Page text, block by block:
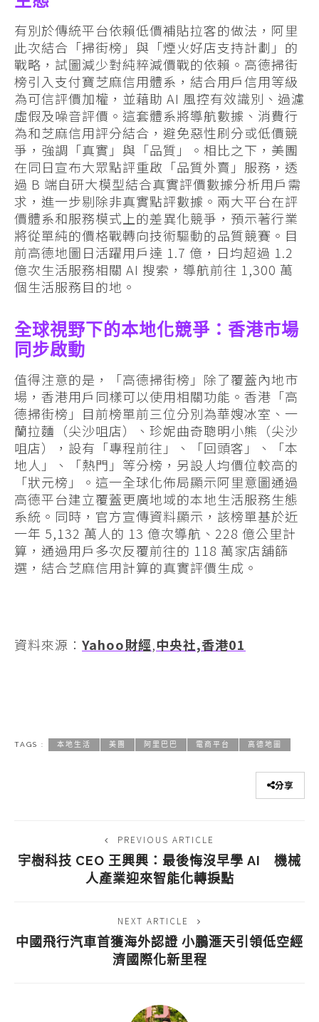
有別於傳統平台依賴低價補貼拉客的做法，阿里
此次結合「掃街榜」與「煙火好店支持計劃」的
戰略，試圖減少對純粹減價戰的依賴。高德掃街
榜引入支付寶芝麻信用體系，結合用戶信用等級
為可信評價加權，並藉助 AI 風控有效識別、過濾
虛假及噪音評價。這套體系將導航數據、消費行
為和芝麻信用評分結合，避免惡性刷分或低價競
爭，強調「真實」與「品質」。相比之下，美團
在同日宣布大眾點評重啟「品質外賣」服務，透
過 B 端自研大模型結合真實評價數據分析用戶需
求，進一步剔除非真實點評數據。兩大平台在評
價體系和服務模式上的差異化競爭，預示著行業
將從單純的價格戰轉向技術驅動的品質競賽。目
前高德地圖日活躍用戶達 1.7 億，日均超過 1.2
億次生活服務相關 AI 搜索，導航前往 1,300 萬
個生活服務目的地。
全球視野下的本地化競爭：香港市場
同步啟動
值得注意的是，「高德掃街榜」除了覆蓋內地市
場，香港用戶同樣可以使用相關功能。香港「高
德掃街榜」目前榜單前三位分別為華嫂冰室、一
蘭拉麵（尖沙咀店）、珍妮曲奇聰明小熊（尖沙
咀店），設有「專程前往」、「回頭客」、「本
地人」、「熱門」等分榜，另設人均價位較高的
「狀元榜」。這一全球化佈局顯示阿里意圖通過
高德平台建立覆蓋更廣地域的本地生活服務生態
系統。同時，官方宣傳資料顯示，該榜單基於近
一年 5,132 萬人的 13 億次導航、228 億公里計
算，通過用戶多次反覆前往的 118 萬家店舖篩
選，結合芝麻信用計算的真實評價生成。
資料來源： Yahoo財經,中央社,香港01
TAGS : 本地生活 美團 阿里巴巴 電商平台 高德地圖
分享
PREVIOUS ARTICLE
宇樹科技 CEO 王興興：最後悔沒早學 AI 機械
人產業迎來智能化轉捩點
NEXT ARTICLE
中國飛行汽車首獲海外認證 小鵬滙天引領低空經
濟國際化新里程